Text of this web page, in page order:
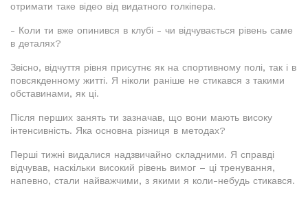
отримати таке відео від видатного голкіпера.
- Коли ти вже опинився в клубі - чи відчувається рівень саме
в деталях?
Звісно, відчуття рівня присутнє як на спортивному полі, так і в
повсякденному житті. Я ніколи раніше не стикався з такими
обставинами, як ці.
Після перших занять ти зазначав, що вони мають високу
інтенсивність. Яка основна різниця в методах?
Перші тижні видалися надзвичайно складними. Я справді
відчував, наскільки високий рівень вимог – ці тренування,
напевно, стали найважчими, з якими я коли-небудь стикався.